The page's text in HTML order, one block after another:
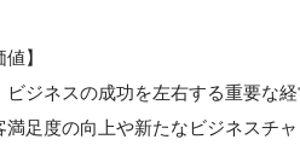
】
ジネスの成功を左右する重要な
足度の向上や新たなビジネスチ